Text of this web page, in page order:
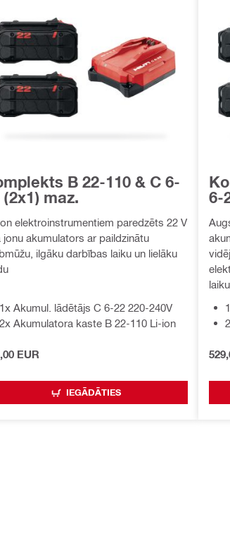
B 22-110 & C 6-
(2x1) maz.
elektroinstrumentiem paredzēts 22 V
jonu akumulators ar paildzinātu
ilgāku darbības laiku un lielāku
1x Akumul. lādētājs C 6-22 220-240V
2x Akumulatora kaste B 22-110 Li-ion
EUR
IEGĀDĀTIES
6-
laiku